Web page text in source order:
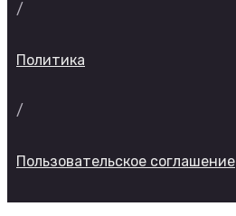
/
Политика
/
Пользовательское соглашение